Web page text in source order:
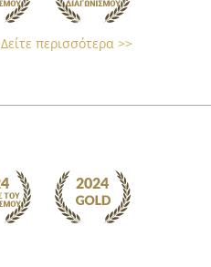
Δείτε περισσότερα >>